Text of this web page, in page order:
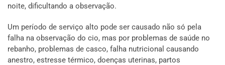
noite, dificultando a observação.
Um período de serviço alto pode ser causado não só pela
falha na observação do cio, mas por problemas de saúde no
rebanho, problemas de casco, falha nutricional causando
anestro, estresse térmico, doenças uterinas, partos